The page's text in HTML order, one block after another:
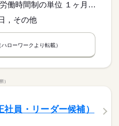
変形労働時間制 変形労働時間制の単位 １ヶ月単位 就業時間１ 8時00分〜17時00分
，その他
ハローワークより転載）
）
員・リーダー候補）